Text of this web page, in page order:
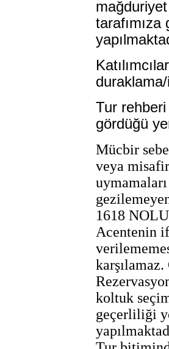
Tur
gördüğü
Mücbir
veya
1618
Acentenin
koltuk
geçerliliği